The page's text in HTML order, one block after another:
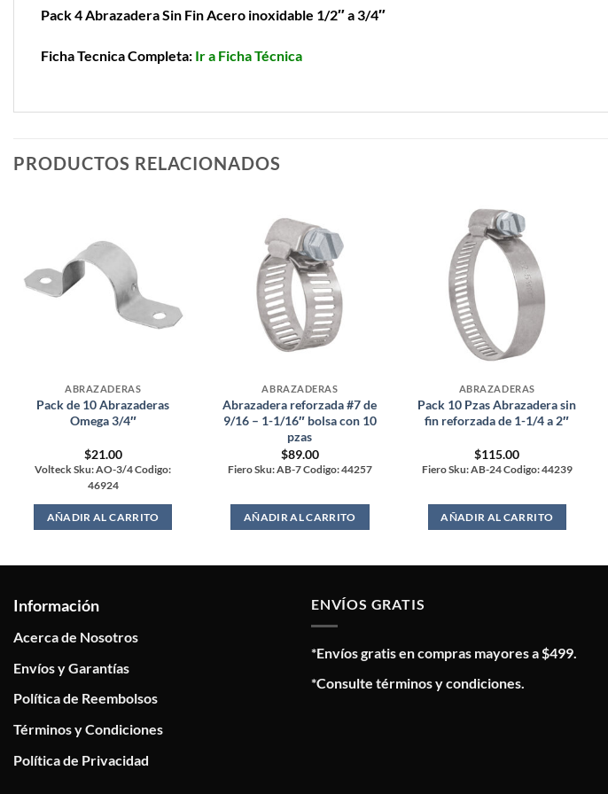
Pack 4 Abrazadera Sin Fin Acero inoxidable 1/2″ a 3/4″
Ficha Tecnica Completa: Ir a Ficha Técnica
PRODUCTOS RELACIONADOS
ABRAZADERAS
Pack de 10 Abrazaderas
Omega 3/4″
$21.00
Volteck Sku: AO-3/4 Codigo:
46924
AÑADIR AL CARRITO
ABRAZADERAS
Abrazadera reforzada #7 de
9/16 – 1-1/16″ bolsa con 10
pzas
$89.00
Fiero Sku: AB-7 Codigo: 44257
AÑADIR AL CARRITO
ABRAZADERAS
Pack 10 Pzas Abrazadera sin
fin reforzada de 1-1/4 a 2″
$115.00
Fiero Sku: AB-24 Codigo: 44239
AÑADIR AL CARRITO
Información
Acerca de Nosotros
Envíos y Garantías
Política de Reembolsos
Términos y Condiciones
Política de Privacidad
ENVÍOS GRATIS
*Envíos gratis en compras mayores a $499.
*Consulte términos y condiciones.